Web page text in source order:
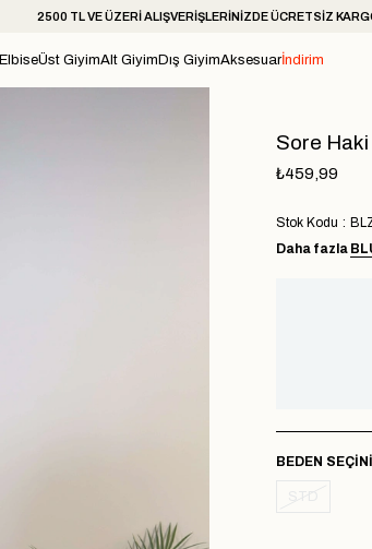
2500 TL VE ÜZERİ ALIŞVERİŞLERİNİZDE ÜCRETSİZ
ElbiseÜst GiyimAlt Giyim Dış GiyimAksesuarİndirim
Sore Haki
₺459,99
Stok Kodu
Daha fazla
BEDEN